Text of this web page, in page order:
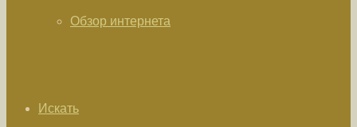
Обзор интернета
Искать